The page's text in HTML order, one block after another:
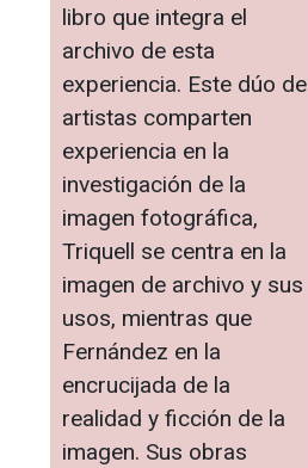
libro que integra el
archivo de esta
experiencia. Este dúo de
artistas comparten
experiencia en la
investigación de la
imagen fotográfica,
Triquell se centra en la
imagen de archivo y sus
usos, mientras que
Fernández en la
encrucijada de la
realidad y ficción de la
imagen. Sus obras